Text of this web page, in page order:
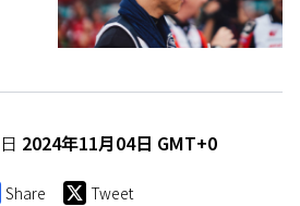
2024年11月04日 GMT+0
Share Tweet